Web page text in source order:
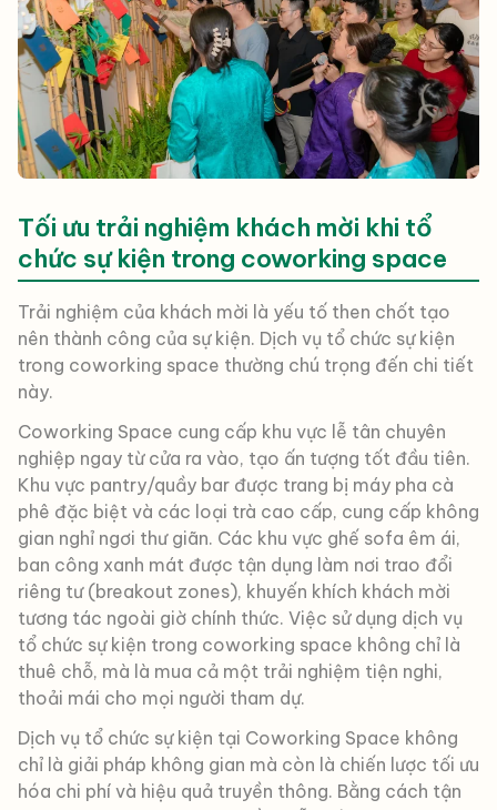
Tối ưu trải nghiệm khách mời khi tổ
chức sự kiện trong coworking space
Trải nghiệm của khách mời là yếu tố then chốt tạo
nên thành công của sự kiện. Dịch vụ tổ chức sự kiện
trong coworking space thường chú trọng đến chi tiết
này.
Coworking Space cung cấp khu vực lễ tân chuyên
nghiệp ngay từ cửa ra vào, tạo ấn tượng tốt đầu tiên.
Khu vực pantry/quầy bar được trang bị máy pha cà
phê đặc biệt và các loại trà cao cấp, cung cấp không
gian nghỉ ngơi thư giãn. Các khu vực ghế sofa êm ái,
ban công xanh mát được tận dụng làm nơi trao đổi
riêng tư (breakout zones), khuyến khích khách mời
tương tác ngoài giờ chính thức. Việc sử dụng dịch vụ
tổ chức sự kiện trong coworking space không chỉ là
thuê chỗ, mà là mua cả một trải nghiệm tiện nghi,
thoải mái cho mọi người tham dự.
Dịch vụ tổ chức sự kiện tại Coworking Space không
chỉ là giải pháp không gian mà còn là chiến lược tối ưu
hóa chi phí và hiệu quả truyền thông. Bằng cách tận